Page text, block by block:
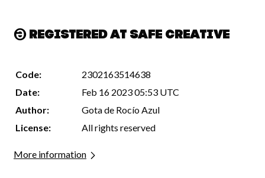
Registered at Safe Creative
Code:
2302163514638
Date:
Feb 16 2023 05:53 UTC
Author:
Gota de Rocío Azul
License:
All rights reserved
More information